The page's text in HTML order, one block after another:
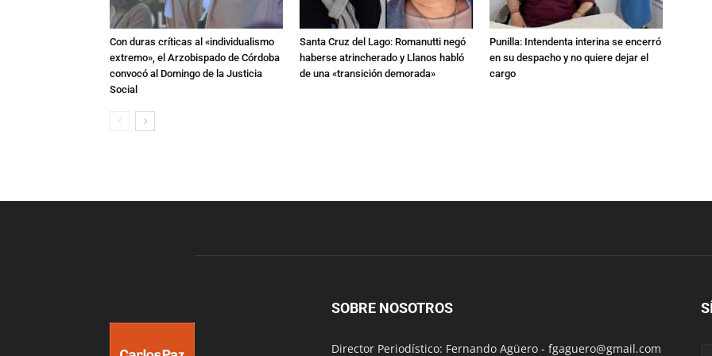
Con duras críticas al «individualismo
extremo», el Arzobispado de Córdoba
convocó al Domingo de la Justicia
Social
Santa Cruz del Lago: Romanutti negó
haberse atrincherado y Llanos habló
de una «transición demorada»
Punilla: Intendenta interina se encerró
en su despacho y no quiere dejar el
cargo
SOBRE NOSOTROS
Director Periodístico: Fernando Agüero - fgaguero@gmail.com